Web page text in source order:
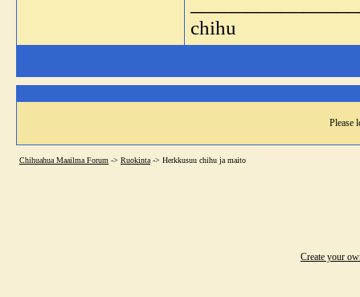
chihu
Please
Chihuahua Maailma Forum -> Ruokinta -> Herkkusuu chihu ja maito
Create your